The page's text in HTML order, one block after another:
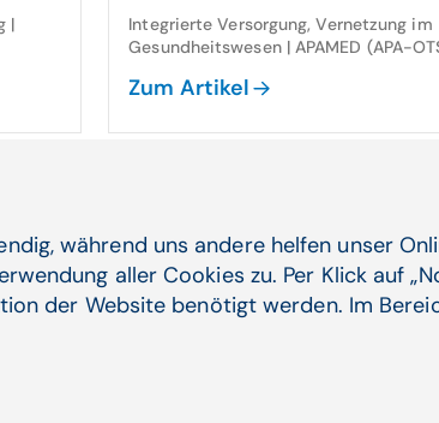
|
Integrierte Versorgung, Vernetzung im
Gesundheitswesen | APAMED (APA-
Zum Artikel
INTEGRI 26: Ihre
ein­rich­tung gesucht!
Das Thema der Integrierten
während uns andere helfen unser
aller Cookies zu. Per Klick auf
der Website benötigt werden. Im